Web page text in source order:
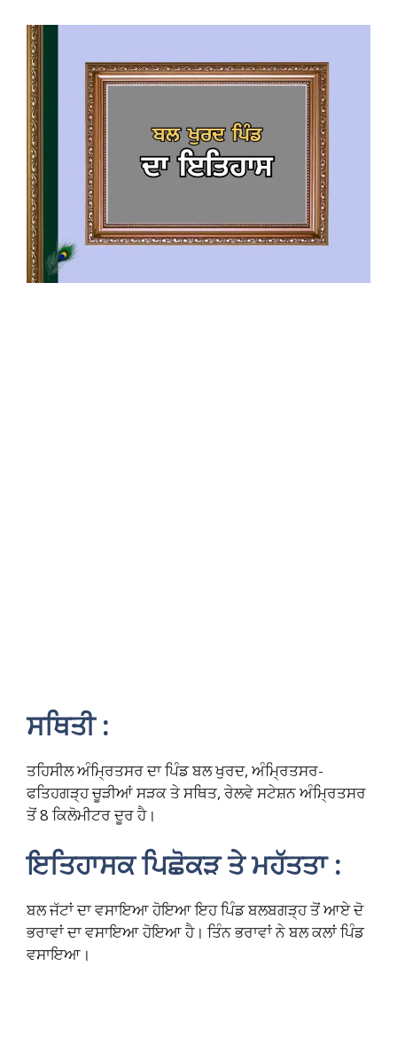
ਸਥਿਤੀ :
ਤਹਿਸੀਲ ਅੰਮ੍ਰਿਤਸਰ ਦਾ ਪਿੰਡ ਬਲ ਖੁਰਦ, ਅੰਮ੍ਰਿਤਸਰ-
ਫਤਿਹਗੜ੍ਹ ਚੂੜੀਆਂ ਸੜਕ ਤੇ ਸਥਿਤ, ਰੇਲਵੇ ਸਟੇਸ਼ਨ ਅੰਮ੍ਰਿਤਸਰ
ਤੋਂ 8 ਕਿਲੋਮੀਟਰ ਦੂਰ ਹੈ।
ਇਤਿਹਾਸਕ ਪਿਛੋਕੜ ਤੇ ਮਹੱਤਤਾ :
ਬਲ ਜੱਟਾਂ ਦਾ ਵਸਾਇਆ ਹੋਇਆ ਇਹ ਪਿੰਡ ਬਲਬਗੜ੍ਹ ਤੋਂ ਆਏ ਦੋ
ਭਰਾਵਾਂ ਦਾ ਵਸਾਇਆ ਹੋਇਆ ਹੈ। ਤਿੰਨ ਭਰਾਵਾਂ ਨੇ ਬਲ ਕਲਾਂ ਪਿੰਡ
ਵਸਾਇਆ।